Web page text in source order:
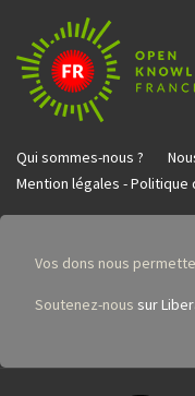
Qui sommes-nous ?
Mention légales - Politique
Vos dons nous
Soutenez-nous sur